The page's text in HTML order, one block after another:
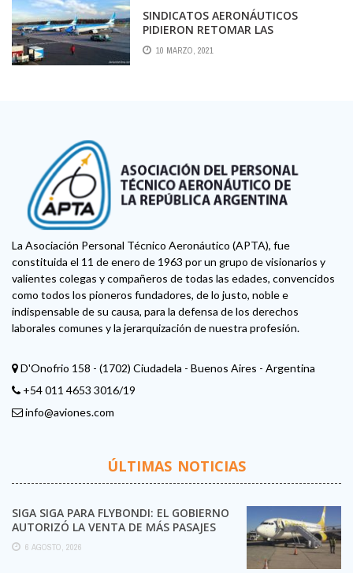
SINDICATOS AERONÁUTICOS
PIDIERON RETOMAR LAS
NEGOCIACIONES PARITARIAS
10 MARZO, 2021
La Asociación Personal Técnico Aeronáutico (APTA), fue
constituida el 11 de enero de 1963 por un grupo de visionarios y
valientes colegas y compañeros de todas las edades, convencidos
como todos los pioneros fundadores, de lo justo, noble e
indispensable de su causa, para la defensa de los derechos
laborales comunes y la jerarquización de nuestra profesión.
D'Onofrio 158 - (1702) Ciudadela - Buenos Aires - Argentina
+54 011 4653 3016/19
info@aviones.com
ÚLTIMAS NOTICIAS
SIGA SIGA PARA FLYBONDI: EL GOBIERNO
AUTORIZÓ LA VENTA DE MÁS PASAJES
6 AGOSTO, 2026